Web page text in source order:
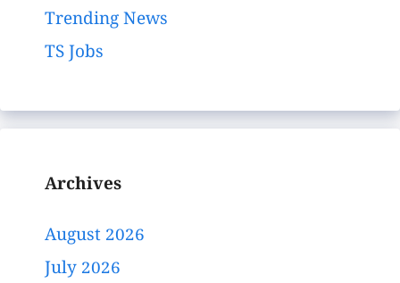
Trending News
TS Jobs
Archives
August 2026
July 2026